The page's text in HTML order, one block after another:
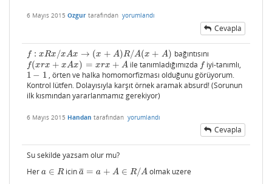
6 Mayıs 2015 Ozgur tarafından yorumlandı
Cevapla
f : xRx /xAx → (x + A)R/A(x + A)
f:x R x/xAx→(x+A )R/A(x+ A) bağıntısını
f(xrx + x Ax) = xrx + A
f(xrx+x Ax) =xrx+A ile tanımladığımızda f
f iyi-tanımlı,
1 − 1
1 −1
, örten ve halka homomorfizması olduğunu görüyorum.
Kontrol lütfen. Dolayısıyla karşıt örnek aramak absurd! (Sorunun
ilk kısmından yararlanmamız gerekiyor)
6 Mayıs 2015 Handan tarafından yorumlandı
Cevapla
Su sekilde yazsam olur mu?
Her a ∈ R
a∈R icina
¯¯
¯ = a + A ∈ R/A
a¯=a +A∈ R/A olmak uzere